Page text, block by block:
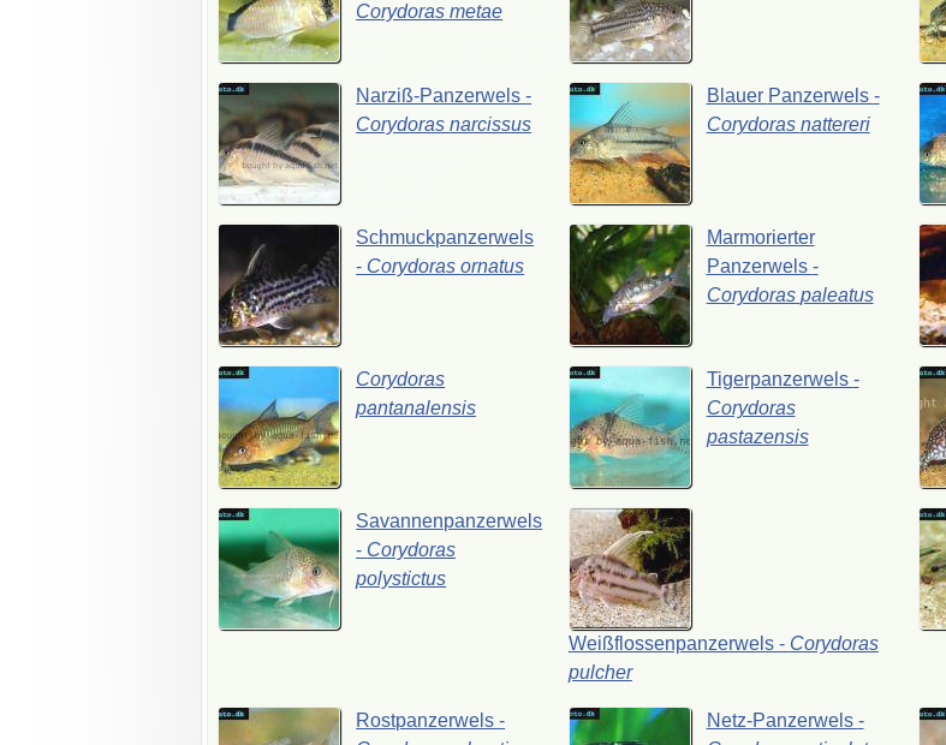
Corydorasmetae
Narziß-Panzerwels-
Corydorasnarcissus
Blauer Panzerwels -
Corydoras nattereri
Schmuckpanzerwels
- Corydorasornatus
Marmorierter
Panzerwels -
Corydoras paleatus
Corydoras
pantanalensis
Tigerpanzerwels -
Corydoras
pastazensis
Savannenpanzerwels
- Corydoras
polystictus
Weißflossenpanzerwels - Corydoras
pulcher
Rostpanzerwels-
Netz-Panzerwels -